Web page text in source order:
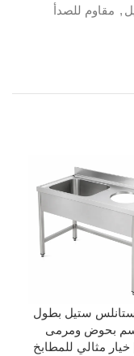
, مقاوم للصدأ
ستيل بطول
سم بحوض ومرمى
خيار مثالي للمطابخ